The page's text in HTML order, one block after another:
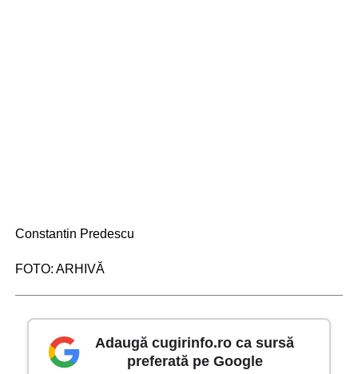
Constantin Predescu
FOTO: ARHIVĂ
Adaugă cugirinfo.ro ca sursă
preferată pe Google